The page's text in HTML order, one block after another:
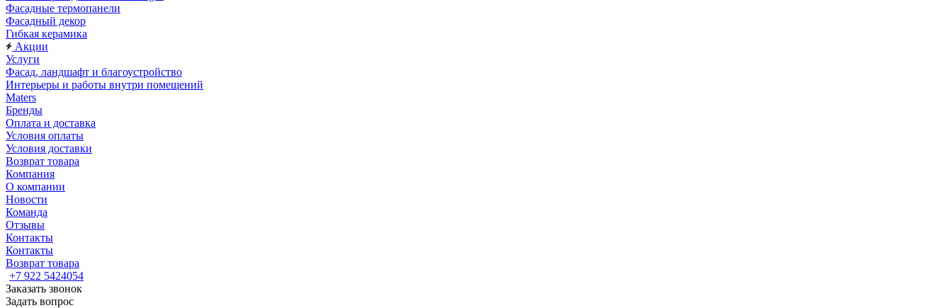
Фасадные термопанели
Фасадный декор
Гибкая керамика
Акции
Услуги
Фасад, ландшафт и благоустройство
Интерьеры и работы внутри помещений
Maters
Бренды
Оплата и доставка
Условия оплаты
Условия доставки
Возврат товара
Компания
О компании
Новости
Команда
Отзывы
Контакты
Контакты
Возврат товара
+7 922 5424054
Заказать звонок
Задать вопрос